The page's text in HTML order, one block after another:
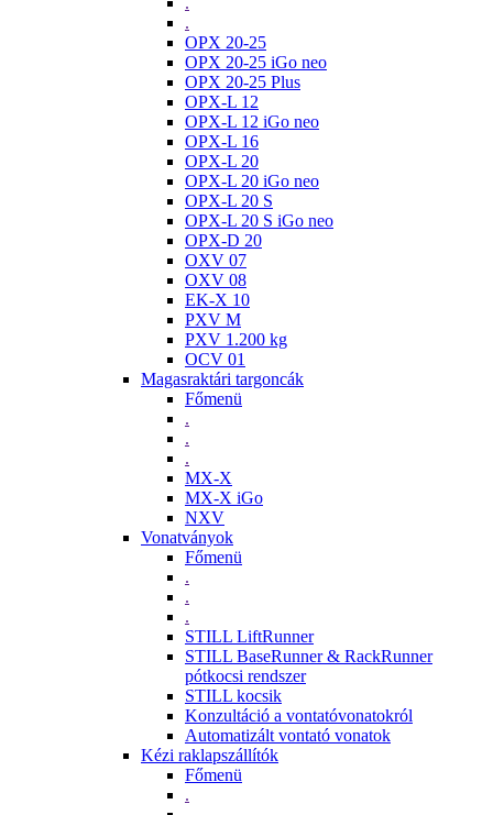
.
OPX 20-25
OPX 20-25 iGo neo
OPX 20-25 Plus
OPX-L 12
OPX-L 12 iGo neo
OPX-L 16
OPX-L 20
OPX-L 20 iGo neo
OPX-L 20 S
OPX-L 20 S iGo neo
OPX-D 20
OXV 07
OXV 08
EK-X 10
PXV M
PXV 1.200 kg
OCV 01
Magasraktári targoncák
Főmenü
.
.
.
MX-X
MX-X iGo
NXV
Vonatványok
Főmenü
.
.
.
STILL LiftRunner
STILL BaseRunner & RackRunner
pótkocsi rendszer
STILL kocsik
Konzultáció a vontatóvonatokról
Automatizált vontató vonatok
Kézi raklapszállítók
Főmenü
.